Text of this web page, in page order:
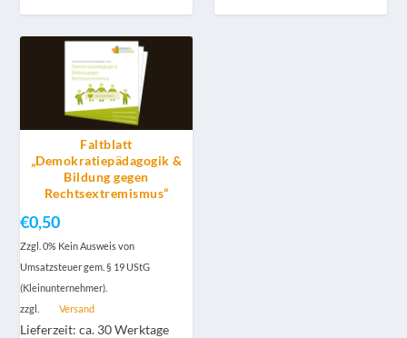
Faltblatt
„Demokratiepädagogik &
Bildung gegen
Rechtsextremismus“
€0,50
Zzgl. 0% Kein Ausweis von
Umsatzsteuer gem. § 19 UStG
(Kleinunternehmer).
zzgl.
Versand
Lieferzeit: ca. 30 Werktage